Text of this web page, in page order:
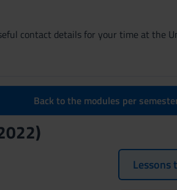
contact details for your time at the
Back to the modules per
Lessons